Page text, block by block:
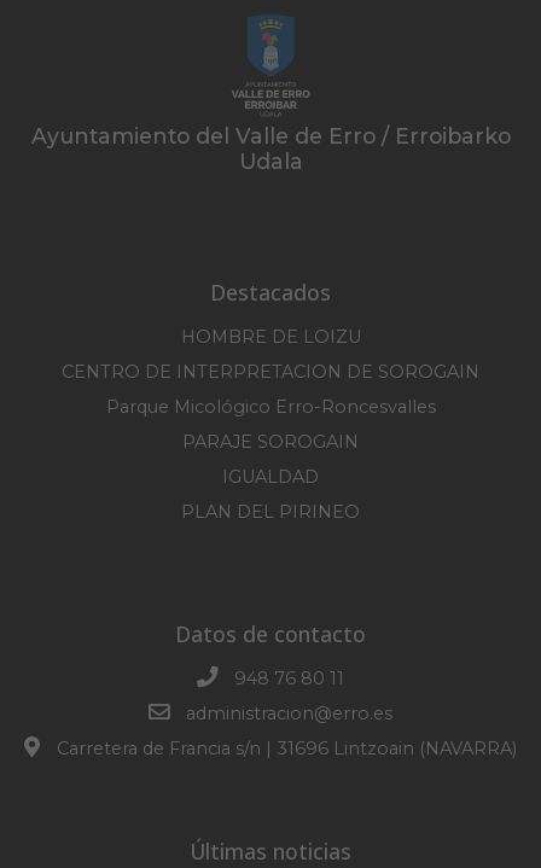
Ayuntamiento del Valle de Erro / Erroibarko
Udala
Destacados
HOMBRE DE LOIZU
CENTRO DE INTERPRETACION DE SOROGAIN
Parque Micológico Erro-Roncesvalles
PARAJE SOROGAIN
IGUALDAD
PLAN DEL PIRINEO
Datos de contacto
948 76 80 11
administracion@erro.es
Carretera de Francia s/n | 31696 Lintzoain (NAVARRA)
Últimas noticias